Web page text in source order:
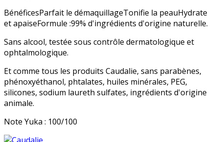
BénéficesParfait le démaquillageTonifie la peauHydrate
et apaiseFormule :99% d'ingrédients d'origine naturelle.
Sans alcool, testée sous contrôle dermatologique et
ophtalmologique.
Et comme tous les produits Caudalie, sans parabènes,
phénoxyéthanol, phtalates, huiles minérales, PEG,
silicones, sodium laureth sulfates, ingrédients d'origine
animale.
Note Yuka : 100/100